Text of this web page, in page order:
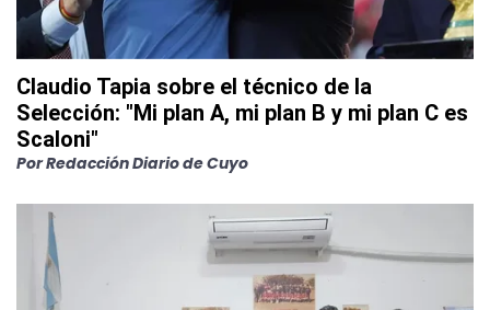
Claudio Tapia sobre el técnico de la
Selección: "Mi plan A, mi plan B y mi plan C es
Scaloni"
PorRedacción Diario de Cuyo